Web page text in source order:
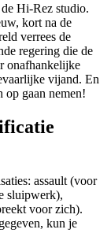
Hi-Rez studio.
kort na de
verrees de
regering die de
onafhankelijke
vijand. En
op gaan nemen!
assault (voor
sluipwerk),
voor zich).
kun je